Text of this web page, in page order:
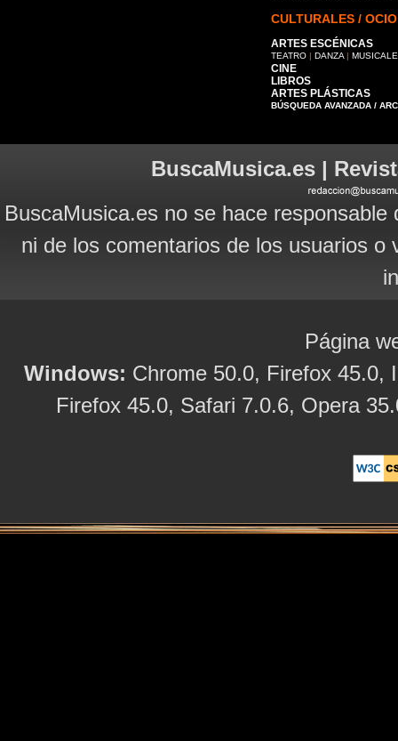
CULTURALES / OCIO
ARTES ESCÉNICAS
TEATRO | DANZA |
CINE
LIBROS
ARTES PLÁSTICAS
BÚSQUEDA AVANZADA /
BuscaMusica.es |
BuscaMusica.es no se hace
ni de los comentarios de los usuarios
Página
Windows: Chrome 50.0, Firefox 45.0,
Firefox 45.0, Safari 7.0.6, Opera